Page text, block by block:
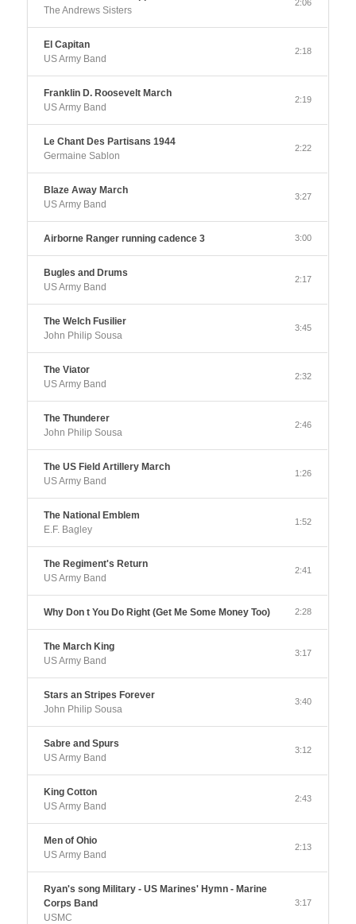
The Andrews Sisters
2:06
El Capitan
US Army Band
2:18
Franklin D. Roosevelt March
US Army Band
2:19
Le Chant Des Partisans 1944
Germaine Sablon
2:22
Blaze Away March
US Army Band
3:27
Airborne Ranger running cadence 3 3:00
Bugles and Drums
US Army Band
2:17
The Welch Fusilier
John Philip Sousa
3:45
The Viator
US Army Band
2:32
The Thunderer
John Philip Sousa
2:46
The US Field Artillery March
US Army Band
1:26
The National Emblem
E.F. Bagley
1:52
The Regiment's Return
US Army Band
2:41
Why Don t You Do Right (Get Me Some Money Too) 2:28
The March King
US Army Band
3:17
Stars an Stripes Forever
John Philip Sousa
3:40
Sabre and Spurs
US Army Band
3:12
King Cotton
US Army Band
2:43
Men of Ohio
US Army Band
2:13
Ryan's song Military - US Marines' Hymn - Marine
Corps Band
USMC
3:17